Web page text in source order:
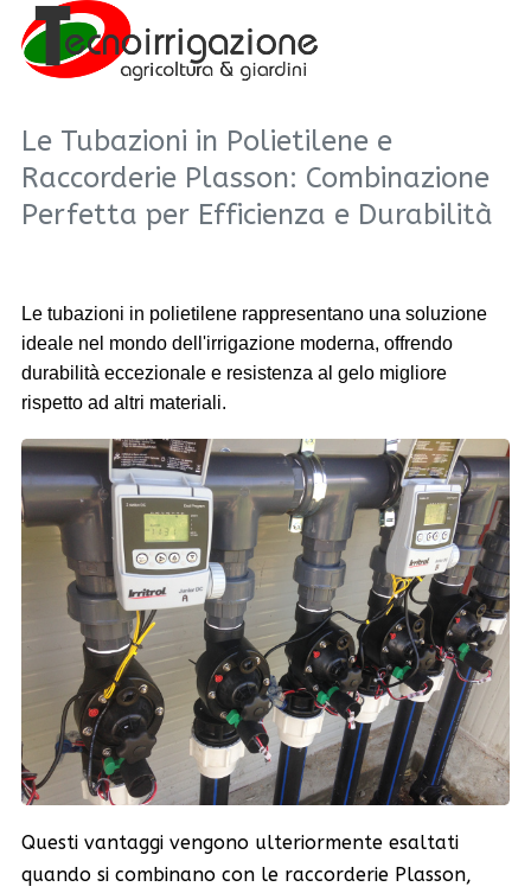
Le Tubazioni in Polietilene e
Raccorderie Plasson: Combinazione
Perfetta per Efficienza e Durabilità
Le tubazioni in polietilene rappresentano una soluzione
ideale nel mondo dell'irrigazione moderna, offrendo
durabilità eccezionale e resistenza al gelo migliore
rispetto ad altri materiali.
Questi vantaggi vengono ulteriormente esaltati
quando si combinano con le raccorderie Plasson,